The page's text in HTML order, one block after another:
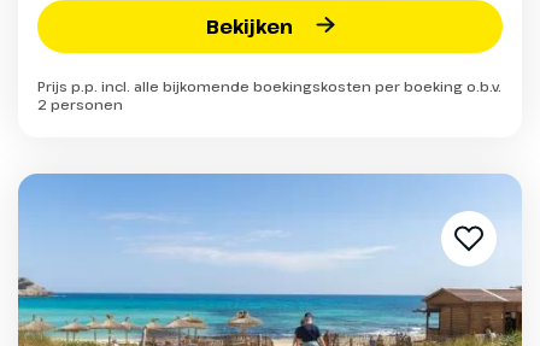
Bekijken
Prijs p.p. incl. alle bijkomende boekingskosten per boeking o.b.v.
2 personen